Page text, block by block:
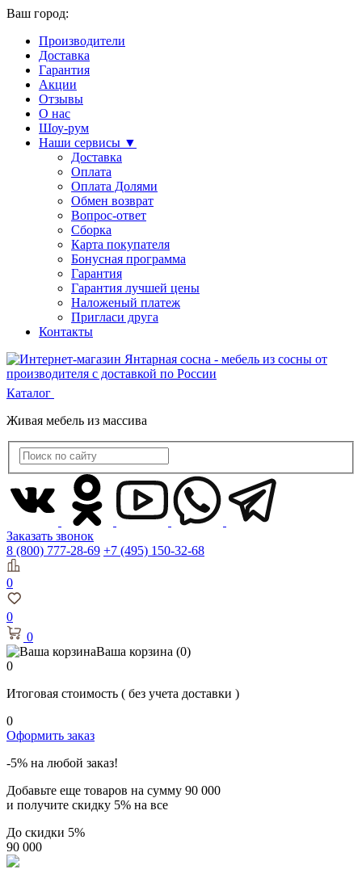
Ваш город:
Производители
Доставка
Гарантия
Акции
Отзывы
О нас
Шоу-рум
Наши сервисы ▼
Доставка
Оплата
Оплата Долями
Обмен возврат
Вопрос-ответ
Сборка
Карта покупателя
Бонусная программа
Гарантия
Гарантия лучшей цены
Наложеный платеж
Пригласи друга
Контакты
Каталог
Живая мебель из массива
Заказать звонок
8 (800) 777-28-69 +7 (495) 150-32-68
0
0
0
Ваша корзина (0)
0
Итоговая стоимость ( без учета доставки )
0
Оформить заказ
-5% на любой заказ!
Добавьте еще товаров на сумму 90 000
и получите скидку 5% на все
До скидки 5%
90 000